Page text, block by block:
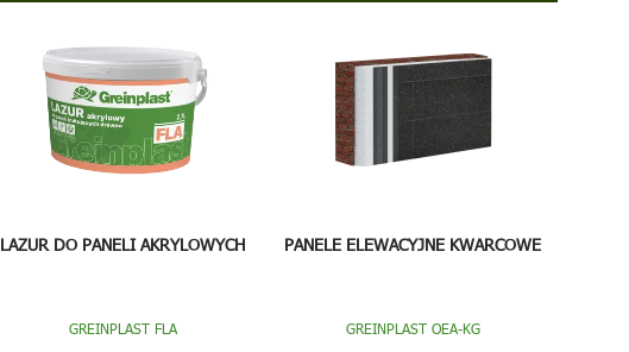
LAZUR DO PANELI AKRYLOWYCH
GREINPLAST FLA
PANELE ELEWACYJNE KWARCOWE
GREINPLAST OEA-KG